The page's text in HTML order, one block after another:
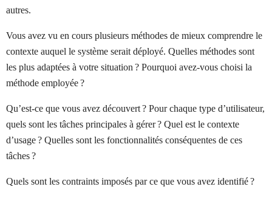
autres.
Vous avez vu en cours plusieurs méthodes de mieux comprendre le
contexte auquel le système serait déployé. Quelles méthodes sont
les plus adaptées à votre situation ? Pourquoi avez-vous choisi la
méthode employée ?
Qu’est-ce que vous avez découvert ? Pour chaque type d’utilisateur,
quels sont les tâches principales à gérer ? Quel est le contexte
d’usage ? Quelles sont les fonctionnalités conséquentes de ces
tâches ?
Quels sont les contraints imposés par ce que vous avez identifié ?